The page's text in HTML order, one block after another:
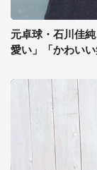
元卓球・石川佳
愛い」「かわい